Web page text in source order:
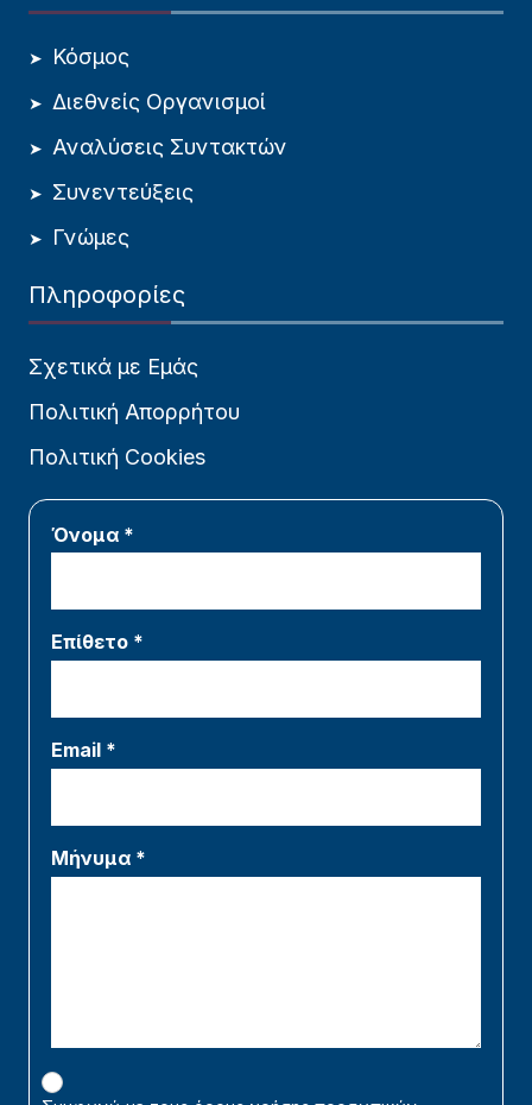
Κόσμος
Διεθνείς Οργανισμοί
Αναλύσεις Συντακτών
Συνεντεύξεις
Γνώμες
Πληροφορίες
Σχετικά με Εμάς
Πολιτική Απορρήτου
Πολιτική Cookies
Όνομα *
Επίθετο *
Email *
Μήνυμα *